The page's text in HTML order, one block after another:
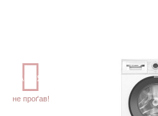
АКЦІЯ
не проґав!